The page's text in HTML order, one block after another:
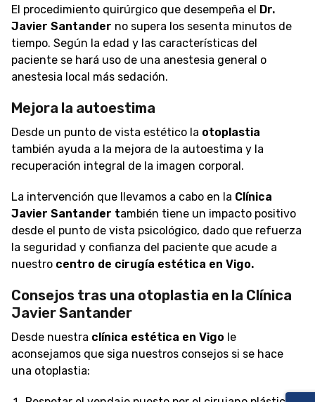
El procedimiento quirúrgico que desempeña el Dr.
Javier Santander no supera los sesenta minutos de
tiempo. Según la edad y las características del
paciente se hará uso de una anestesia general o
anestesia local más sedación.
Mejora la autoestima
Desde un punto de vista estético la otoplastia
también ayuda a la mejora de la autoestima y la
recuperación integral de la imagen corporal.
La intervención que llevamos a cabo en la Clínica
Javier Santander también tiene un impacto positivo
desde el punto de vista psicológico, dado que refuerza
la seguridad y confianza del paciente que acude a
nuestro centro de cirugía estética en Vigo.
Consejos tras una otoplastia en la Clínica
Javier Santander
Desde nuestra clínica estética en Vigo le
aconsejamos que siga nuestros consejos si se hace
una otoplastia: